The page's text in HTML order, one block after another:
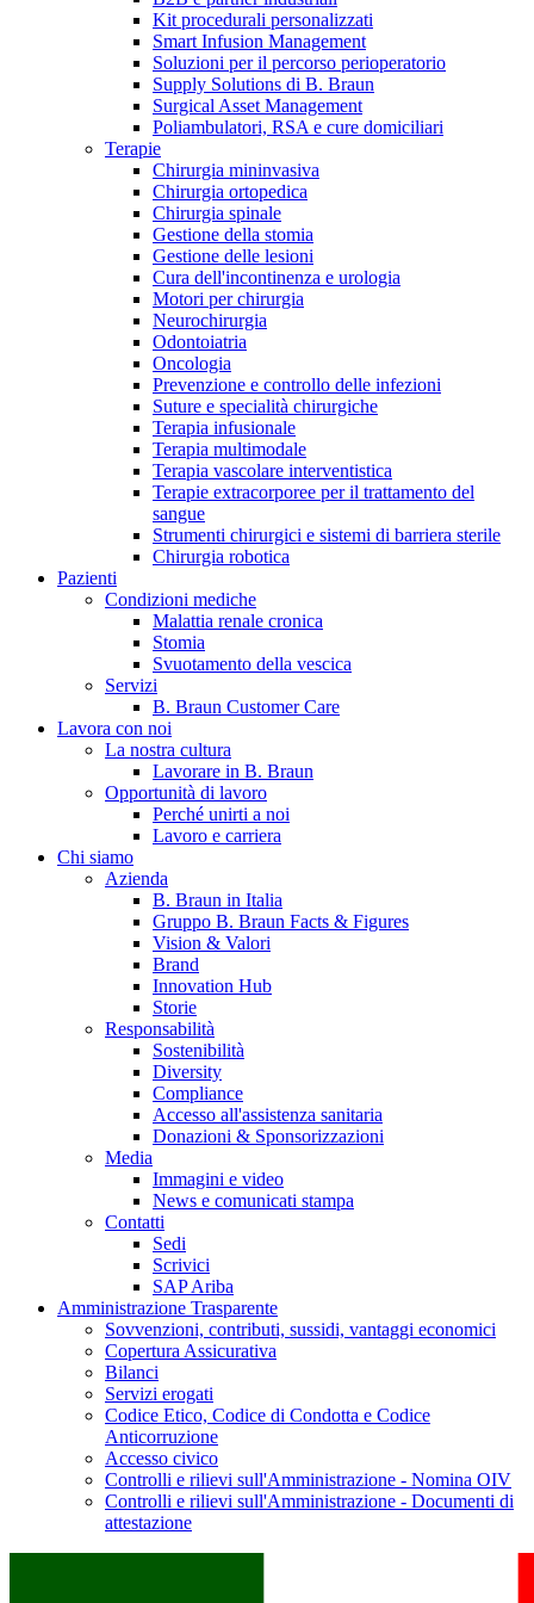
Catalogo prodotti
Trova il prodotto che stai cercando. Visita il catalogo B.
Braun con il nostro portfolio completo.
Hai domande o richieste? Scrivici per entrare subito in
contatto con un nostro referente.
B. Braun in Italia
Scopri chi siamo ed entra nel mondo di B. Braun in Italia: 4
sedi, 4 aziende, più di 700 dipendenti e un Centro di
Eccellenza a livello globale.
Kit procedurali personalizzati
Smart Infusion Management
Soluzioni per il percorso perioperatorio
Supply Solutions di B. Braun
Surgical Asset Management
Poliambulatori, RSA e cure domiciliari
Terapie
Chirurgia mininvasiva
Chirurgia ortopedica
Chirurgia spinale
Gestione della stomia
Gestione delle lesioni
Cura dell'incontinenza e urologia
Motori per chirurgia
Neurochirurgia
Odontoiatria
Oncologia
Prevenzione e controllo delle infezioni
Suture e specialità chirurgiche
Terapia infusionale
Terapia multimodale
Terapia vascolare interventistica
Terapie extracorporee per il trattamento del
sangue
Strumenti chirurgici e sistemi di barriera sterile
Chirurgia robotica
Pazienti
Condizioni mediche
Malattia renale cronica
Stomia
Svuotamento della vescica
Servizi
B. Braun Customer Care
Lavora con noi
La nostra cultura
Lavorare in B. Braun
Opportunità di lavoro
Perché unirti a noi
Lavoro e carriera
Chi siamo
Azienda
B. Braun in Italia
Gruppo B. Braun Facts & Figures
Vision & Valori
Brand
Innovation Hub
Storie
Responsabilità
Sostenibilità
Diversity
Compliance
Accesso all'assistenza sanitaria
Donazioni & Sponsorizzazioni
Media
Immagini e video
News e comunicati stampa
Contatti
Sedi
Scrivici
SAP Ariba
Amministrazione Trasparente
Sovvenzioni, contributi, sussidi, vantaggi economici
Copertura Assicurativa
Bilanci
Servizi erogati
Codice Etico, Codice di Condotta e Codice
Anticorruzione
Accesso civico
Controlli e rilievi sull'Amministrazione - Nomina OIV
Controlli e rilievi sull'Amministrazione - Documenti di
attestazione